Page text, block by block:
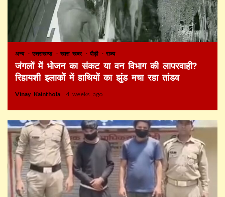
अन्य उत्तराखण्ड खास खबर पौड़ी राज्य
जंगलों में भोजन का संकट या वन विभाग की लापरवाही?
रिहायशी इलाकों में हाथियों का झुंड मचा रहा तांडव
Vinay Kainthola 4 weeks ago